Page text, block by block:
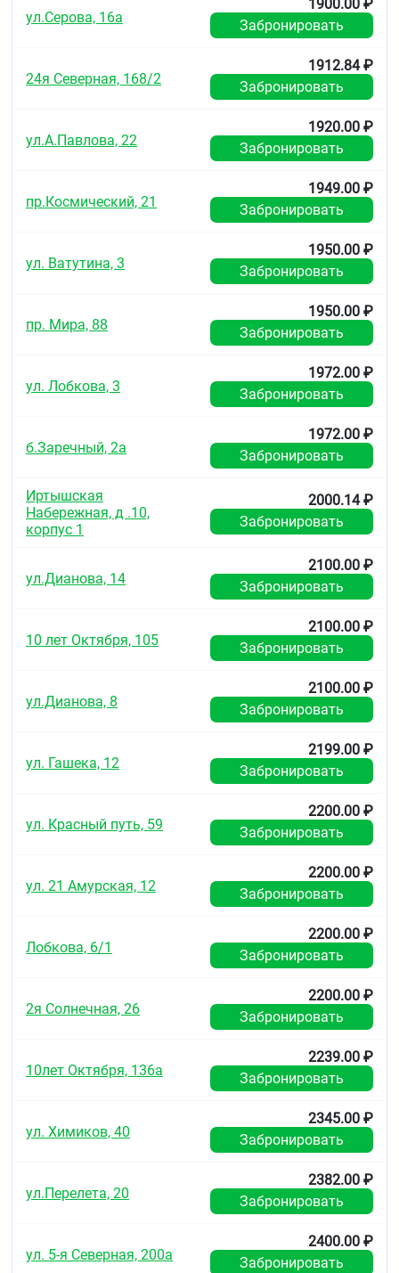
ул.Серова, 16а
1900.00 ₽
Забронировать
24я Северная, 168/2
1912.84 ₽
Забронировать
ул.А.Павлова, 22
1920.00 ₽
Забронировать
пр.Космический, 21
1949.00 ₽
Забронировать
ул. Ватутина, 3
1950.00 ₽
Забронировать
пр. Мира, 88
1950.00 ₽
Забронировать
ул. Лобкова, 3
1972.00 ₽
Забронировать
б.Заречный, 2а
1972.00 ₽
Забронировать
Иртышская
Набережная, д .10,
корпус 1
2000.14 ₽
Забронировать
ул.Дианова, 14
2100.00 ₽
Забронировать
10 лет Октября, 105
2100.00 ₽
Забронировать
ул.Дианова, 8
2100.00 ₽
Забронировать
ул. Гашека, 12
2199.00 ₽
Забронировать
ул. Красный путь, 59
2200.00 ₽
Забронировать
ул. 21 Амурская, 12
2200.00 ₽
Забронировать
Лобкова, 6/1
2200.00 ₽
Забронировать
2я Солнечная, 26
2200.00 ₽
Забронировать
10лет Октября, 136а
2239.00 ₽
Забронировать
ул. Химиков, 40
2345.00 ₽
Забронировать
ул.Перелета, 20
2382.00 ₽
Забронировать
ул. 5-я Северная, 200а
2400.00 ₽
Забронировать